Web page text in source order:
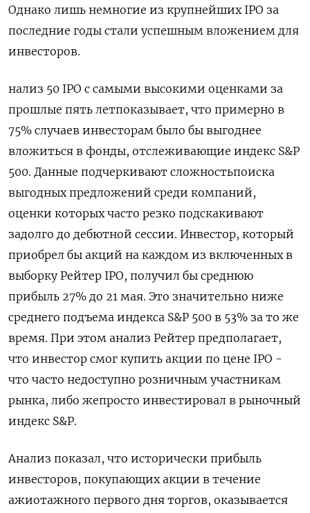
Однако лишь немногие из крупнейших IPO за
последние годы стали успешным вложением для
инвесторов.
нализ 50 IPO с самыми высокими оценками за
прошлые пять летпоказывает, что примерно в
75% случаев инвесторам было бы выгоднее
вложиться в фонды, отслеживающие индекс S&P
500. Данные подчеркивают сложностьпоиска
выгодных предложений среди компаний,
оценки которых ‌часто резко подскакивают
задолго до дебютной сессии. Инвестор, который
приобрел бы акций на каждом из включенных в
выборку Рейтер IPO, получил бы среднюю
прибыль 27% до 21 мая. Это значительно ниже
среднего подъема индекса S&P 500 в 53% за то же
время. При этом анализ Рейтер предполагает,
что инвестор смог купить акции по цене IPO -
что часто недоступно розничным участникам
рынка, либо жепросто ​инвестировал в рыночный
индекс S&P.
Анализ показал, что исторически прибыль
инвесторов, покупающих ​акции в течение
ажиотажного первого дня торгов, оказывается